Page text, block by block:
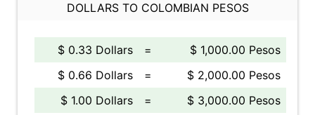
DOLLARS TO COLOMBIAN PESOS
$ 0.33 Dollars =
$ 1,000.00 Pesos
$ 0.66 Dollars
=
$ 2,000.00 Pesos
$ 1.00 Dollars
=
$ 3,000.00 Pesos